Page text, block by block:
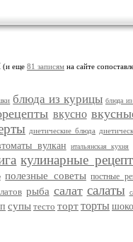
(и еще 81 записям на сайте
блюда из курицы блюда
вкусно
диетические блюда
вулкан итальянская кухня
кулинарные
полезные советы постные
рыба салат салаты
супы тесто тортторты